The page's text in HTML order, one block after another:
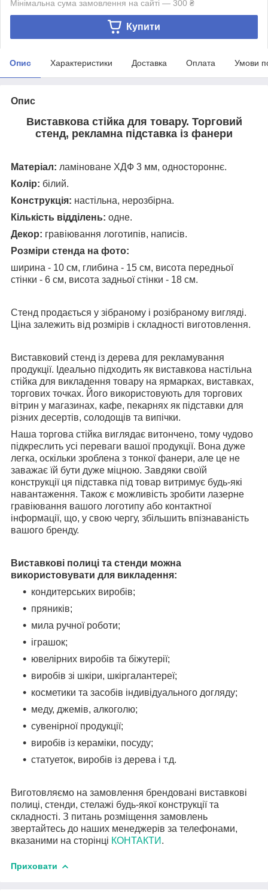
Мінімальна сума замовлення на сайті — 300 ₴
Купити
Опис Характеристики Доставка Оплата Умови
Опис
Виставкова стійка для товару. Торговий
стенд, рекламна підставка із фанери
Матеріал: ламіноване ХДФ 3 мм, одностороннє.
Колір: білий.
Конструкція: настільна, нерозбірна.
Кількість відділень: одне.
Декор: гравіювання логотипів, написів.
Розміри стенда на фото:
ширина - 10 см, глибина - 15 см, висота передньої
стінки - 6 см, висота задньої стінки - 18 см.
Стенд продається у зібраному і розібраному вигляді.
Ціна залежить від розмірів і складності виготовлення.
Виставковий стенд із дерева для рекламування
продукції. Ідеально підходить як виставкова настільна
стійка для викладення товару на ярмарках, виставках,
торгових точках. Його використовують для торгових
вітрин у магазинах, кафе, пекарнях як підставки для
різних десертів, солодощів та випічки.
Наша торгова стійка виглядає витончено, тому чудово
підкреслить усі переваги вашої продукції. Вона дуже
легка, оскільки зроблена з тонкої фанери, але це не
заважає їй бути дуже міцною. Завдяки своїй
конструкції ця підставка під товар витримує будь-які
навантаження. Також є можливість зробити лазерне
гравіювання вашого логотипу або контактної
інформації, що, у свою чергу, збільшить впізнаваність
вашого бренду.
Виставкові полиці та стенди можна
використовувати для викладення:
кондитерських виробів;
пряників;
мила ручної роботи;
іграшок;
ювелірних виробів та біжутерії;
виробів зі шкіри, шкіргалантереї;
косметики та засобів індивідуального догляду;
меду, джемів, алкоголю;
сувенірної продукції;
виробів із кераміки, посуду;
статуеток, виробів із дерева і т.д.
Виготовляємо на замовлення брендовані виставкові
полиці, стенди, стелажі будь-якої конструкції та
складності. З питань розміщення замовлень
звертайтесь до наших менеджерів за телефонами,
вказаними на сторінці КОНТАКТИ .
Приховати